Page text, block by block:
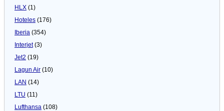
HLX (1)
Hoteles (176)
Iberia (354)
Interjet(3)
Jet2 (19)
Lagun Air (10)
LAN (14)
LTU (11)
Lufthansa (108)